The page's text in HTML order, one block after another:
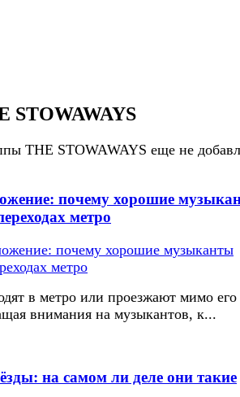
STOWAWAYS
THE STOWAWAYS еще не
почему хорошие
метро
в метро или проезжают мимо его
внимания на музыкантов, к...
на самом ли деле они такие